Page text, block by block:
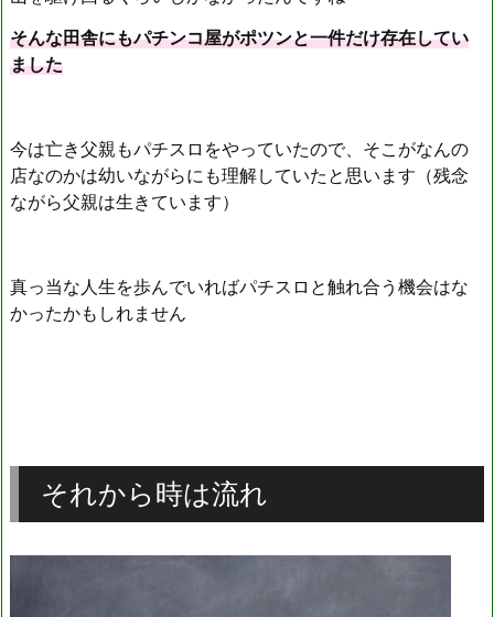
そんな田舎にもパチンコ屋がポツンと一件だけ存在してい
ました
今は亡き父親もパチスロをやっていたので、そこがなんの
店なのかは幼いながらにも理解していたと思います（残念
ながら父親は生きています）
真っ当な人生を歩んでいればパチスロと触れ合う機会はな
かったかもしれません
それから時は流れ